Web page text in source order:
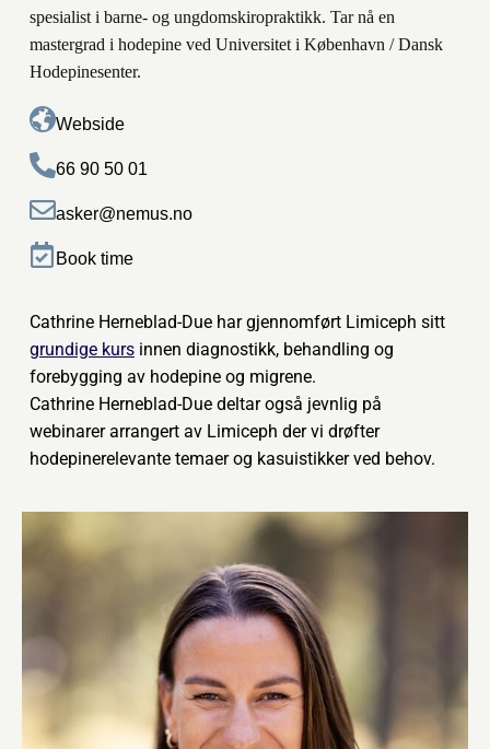
spesialist i barne- og ungdomskiropraktikk. Tar nå en
mastergrad i hodepine ved Universitet i København / Dansk
Hodepinesenter.
Webside
66 90 50 01
asker@nemus.no
Book time
Cathrine Herneblad-Due har gjennomført Limiceph sitt
grundige kursinnen diagnostikk, behandling og
forebygging av hodepine og migrene.
Cathrine Herneblad-Due deltar også jevnlig på
webinarer arrangert av Limiceph der vi drøfter
hodepinerelevante temaer og kasuistikker ved behov.